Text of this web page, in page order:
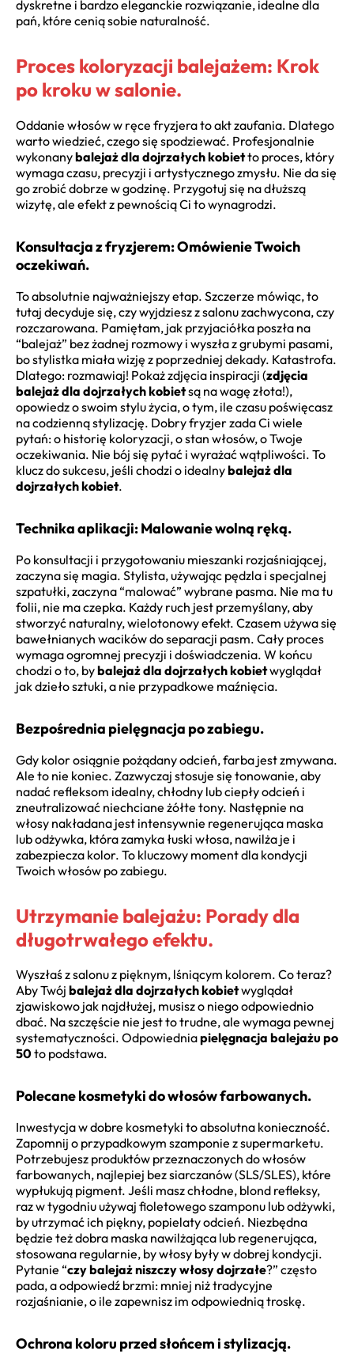
dyskretne i bardzo eleganckie rozwiązanie, idealne dla
pań, które cenią sobie naturalność.
Proces koloryzacji balejażem: Krok
po kroku w salonie.
Oddanie włosów w ręce fryzjera to akt zaufania. Dlatego
warto wiedzieć, czego się spodziewać. Profesjonalnie
wykonanybalejaż dla dojrzałych kobietto proces, który
wymaga czasu, precyzji i artystycznego zmysłu. Nie da się
go zrobić dobrze w godzinę. Przygotuj się na dłuższą
wizytę, ale efekt z pewnością Ci to wynagrodzi.
Konsultacja z fryzjerem: Omówienie Twoich
oczekiwań.
To absolutnie najważniejszy etap. Szczerze mówiąc, to
tutaj decyduje się, czy wyjdziesz z salonu zachwycona, czy
rozczarowana. Pamiętam, jak przyjaciółka poszła na
“balejaż” bez żadnej rozmowy i wyszła z grubymi pasami,
bo stylistka miała wizję z poprzedniej dekady. Katastrofa.
Dlatego: rozmawiaj! Pokaż zdjęcia inspiracji (zdjęcia
balejaż dla dojrzałych kobietsą na wagę złota!),
opowiedz o swoim stylu życia, o tym, ile czasu poświęcasz
na codzienną stylizację. Dobry fryzjer zada Ci wiele
pytań: o historię koloryzacji, o stan włosów, o Twoje
oczekiwania. Nie bój się pytać i wyrażać wątpliwości. To
klucz do sukcesu, jeśli chodzi o idealnybalejaż dla
dojrzałych kobiet.
Technika aplikacji: Malowanie wolną ręką.
Po konsultacji i przygotowaniu mieszanki rozjaśniającej,
zaczyna się magia. Stylista, używając pędzla i specjalnej
szpatułki, zaczyna “malować” wybrane pasma. Nie ma tu
folii, nie ma czepka. Każdy ruch jest przemyślany, aby
stworzyć naturalny, wielotonowy efekt. Czasem używa się
bawełnianych wacików do separacji pasm. Cały proces
wymaga ogromnej precyzji i doświadczenia. W końcu
chodzi o to, bybalejaż dla dojrzałych kobietwyglądał
jak dzieło sztuki, a nie przypadkowe maźnięcia.
Bezpośrednia pielęgnacja po zabiegu.
Gdy kolor osiągnie pożądany odcień, farba jest zmywana.
Ale to nie koniec. Zazwyczaj stosuje się tonowanie, aby
nadać refleksom idealny, chłodny lub ciepły odcień i
zneutralizować niechciane żółte tony. Następnie na
włosy nakładana jest intensywnie regenerująca maska
lub odżywka, która zamyka łuski włosa, nawilża je i
zabezpiecza kolor. To kluczowy moment dla kondycji
Twoich włosów po zabiegu.
Utrzymanie balejażu: Porady dla
długotrwałego efektu.
Wyszłaś z salonu z pięknym, lśniącym kolorem. Co teraz?
Aby Twój balejaż dla dojrzałych kobietwyglądał
zjawiskowo jak najdłużej, musisz o niego odpowiednio
dbać. Na szczęście nie jest to trudne, ale wymaga pewnej
systematyczności. Odpowiedniapielęgnacja balejażu po
50to podstawa.
Polecane kosmetyki do włosów farbowanych.
Inwestycja w dobre kosmetyki to absolutna konieczność.
Zapomnij o przypadkowym szamponie z supermarketu.
Potrzebujesz produktów przeznaczonych do włosów
farbowanych, najlepiej bez siarczanów (SLS/SLES), które
wypłukują pigment. Jeśli masz chłodne, blond refleksy,
raz w tygodniu używaj fioletowego szamponu lub odżywki,
by utrzymać ich piękny, popielaty odcień. Niezbędna
będzie też dobra maska nawilżająca lub regenerująca,
stosowana regularnie, by włosy były w dobrej kondycji.
Pytanie “czy balejaż niszczy włosy dojrzałe?” często
pada, a odpowiedź brzmi: mniej niż tradycyjne
rozjaśnianie, o ile zapewnisz im odpowiednią troskę.
Ochrona koloru przed słońcem i stylizacją.